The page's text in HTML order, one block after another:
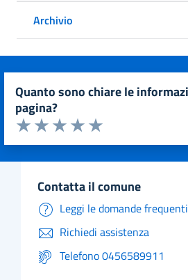
Archivio
quanto sono chiare le informazioni su questa
pagina?
Valuta da 1 a 5 stelle la pagina
Valuta 5 stelle su 5
Valuta 4 stelle su 5
Valuta 3 stelle su 5
Valuta 2 stelle su 5
Valuta 1 stelle su 5
contatta il comune
Leggi le domande frequenti
Richiedi assistenza
Telefono 0456589911